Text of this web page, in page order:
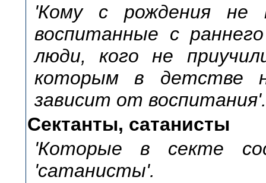
'Кому с рождения не
воспитанные с
люди, кого не
которым в детстве
зависит от воспитания'.
Сектанты, сатанисты
'Которые в секте
'сатанисты'.